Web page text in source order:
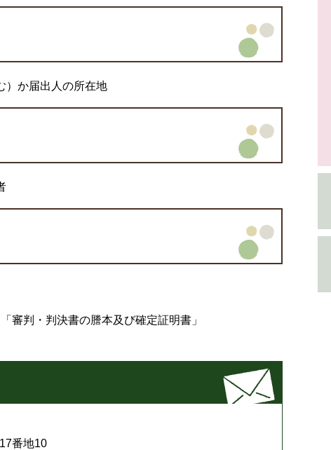
）か届出人の所在地
審判・判決書の謄本及び確定証明書」
番地10